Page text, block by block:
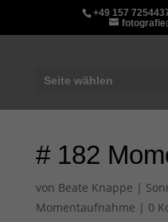
+49 157
Seite wählen
# 182
von Beate Knappe |
Momentaufnahme | 0